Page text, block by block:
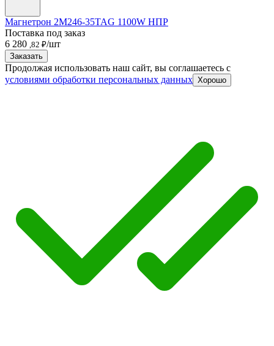
Магнетрон 2M246-35TAG 1100W НПР
Поставка под заказ
6 280 ,82 ₽/шт
Заказать
Продолжая использовать наш сайт, вы соглашаетесь c
условиями обработки персональных данных Хорошо